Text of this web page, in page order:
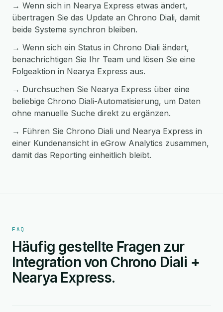
→ Wenn sich in Nearya Express etwas ändert,
übertragen Sie das Update an Chrono Diali, damit
beide Systeme synchron bleiben.
→ Wenn sich ein Status in Chrono Diali ändert,
benachrichtigen Sie Ihr Team und lösen Sie eine
Folgeaktion in Nearya Express aus.
→ Durchsuchen Sie Nearya Express über eine
beliebige Chrono Diali-Automatisierung, um Daten
ohne manuelle Suche direkt zu ergänzen.
→ Führen Sie Chrono Diali und Nearya Express in
einer Kundenansicht in eGrow Analytics zusammen,
damit das Reporting einheitlich bleibt.
FAQ
Häufig gestellte Fragen zur
Integration von Chrono Diali +
Nearya Express.